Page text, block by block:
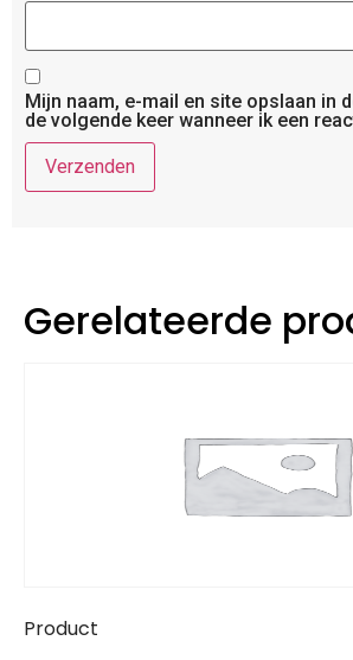
Mijn naam, e-mail en site opslaan in
de volgende keer wanneer ik een
Gerelateerde
Product